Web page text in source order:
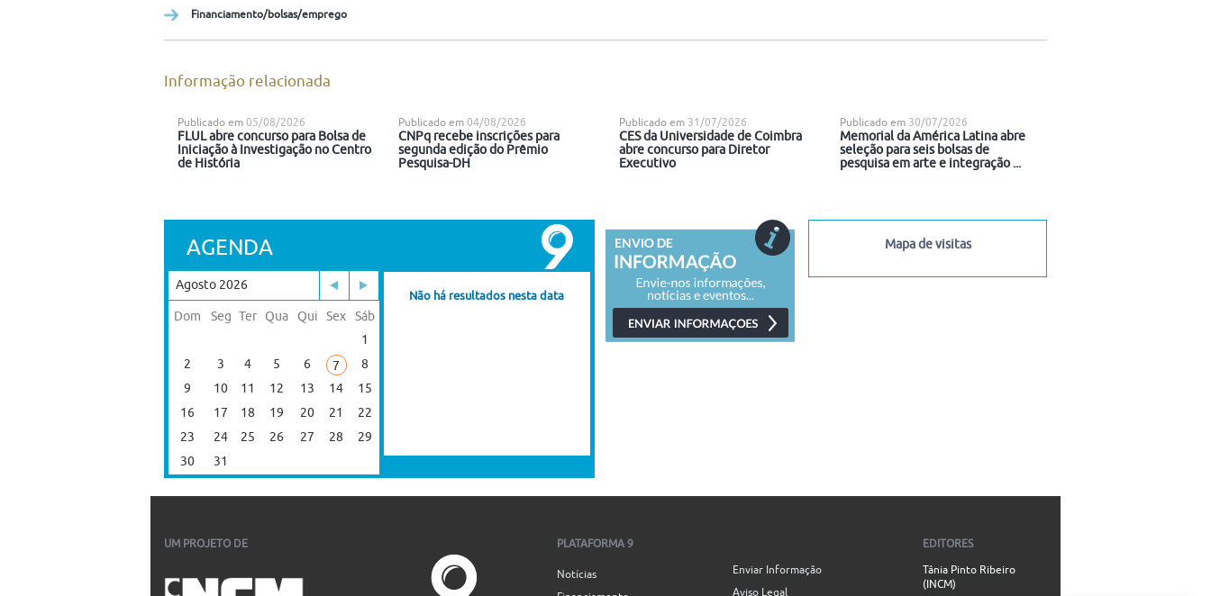
Financiamento/bolsas/emprego
Informação relacionada
Publicado em 05/08/2026
FLUL abre concurso para Bolsa de
Iniciação à Investigação no Centro
de História
Publicado em 04/08/2026
CNPq recebe inscrições para
segunda edição do Prêmio
Pesquisa-DH
Publicado em 31/07/2026
CES da Universidade de Coimbra
abre concurso para Diretor
Executivo
Publicado em 30/07/2026
Memorial da América Latina abre
seleção para seis bolsas de
pesquisa em arte e integração ...
AGENDA
Agosto 2026
Dom Seg Ter Qua Qui Sex
Sáb
1
2
3 4 5 6 7
8
9
10 11 12 13 14
15
16
17 18 19 20 21
22
23
24 25 26 27 28
29
30
31
Não há resultados nesta data
Mapa de visitas
UM PROJETO DE PLATAFORMA 9
Notícias
Enviar Informação
Aviso Legal
EDITORES
Tânia Pinto Ribeiro
(INCM)